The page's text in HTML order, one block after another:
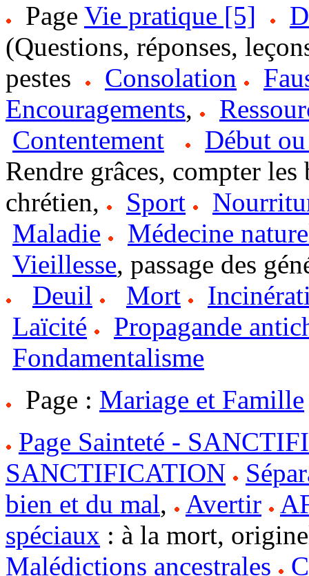
Page Vie pratique [5]
(Questions, réponses,
pestes
Consolation
Encouragements,
Contentement
Début
Rendre grâces, compter
chrétien,
Sport
Maladie
Médecine
Vieillesse, passage des
Deuil
Mort
Laïcité
Propagande
Fondamentalisme
Page : Mariage et Famille
Page Sainteté -
SANCTIFICATION
bien et du mal, Avertir
spéciaux : à la mort,
Malédictions ancestrales